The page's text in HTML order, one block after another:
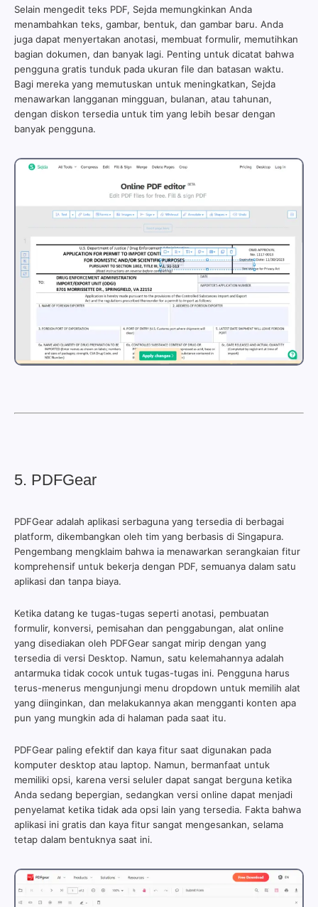
Selain mengedit teks PDF, Sejda memungkinkan Anda
menambahkan teks, gambar, bentuk, dan gambar baru. Anda
juga dapat menyertakan anotasi, membuat formulir, memutihkan
bagian dokumen, dan banyak lagi. Penting untuk dicatat bahwa
pengguna gratis tunduk pada ukuran file dan batasan waktu.
Bagi mereka yang memutuskan untuk meningkatkan, Sejda
menawarkan langganan mingguan, bulanan, atau tahunan,
dengan diskon tersedia untuk tim yang lebih besar dengan
banyak pengguna.
5. PDFGear
PDFGear adalah aplikasi serbaguna yang tersedia di berbagai
platform, dikembangkan oleh tim yang berbasis di Singapura.
Pengembang mengklaim bahwa ia menawarkan serangkaian fitur
komprehensif untuk bekerja dengan PDF, semuanya dalam satu
aplikasi dan tanpa biaya.
Ketika datang ke tugas-tugas seperti anotasi, pembuatan
formulir, konversi, pemisahan dan penggabungan, alat online
yang disediakan oleh PDFGear sangat mirip dengan yang
tersedia di versi Desktop. Namun, satu kelemahannya adalah
antarmuka tidak cocok untuk tugas-tugas ini. Pengguna harus
terus-menerus mengunjungi menu dropdown untuk memilih alat
yang diinginkan, dan melakukannya akan mengganti konten apa
pun yang mungkin ada di halaman pada saat itu.
PDFGear paling efektif dan kaya fitur saat digunakan pada
komputer desktop atau laptop. Namun, bermanfaat untuk
memiliki opsi, karena versi seluler dapat sangat berguna ketika
Anda sedang bepergian, sedangkan versi online dapat menjadi
penyelamat ketika tidak ada opsi lain yang tersedia. Fakta bahwa
aplikasi ini gratis dan kaya fitur sangat mengesankan, selama
tetap dalam bentuknya saat ini.